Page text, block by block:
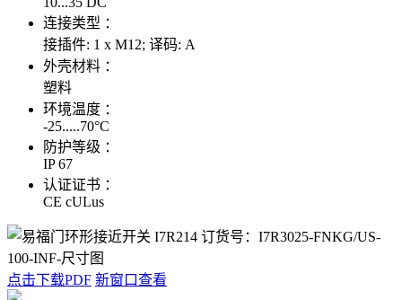
连接类型 ：
接插件: 1 x M12; 译码: A
外壳材料 ：
塑料
环境温度 ：
-25.....70°C
防护等级 ：
IP 67
认证证书 ：
CE cULus
点击下载PDF 新窗口查看